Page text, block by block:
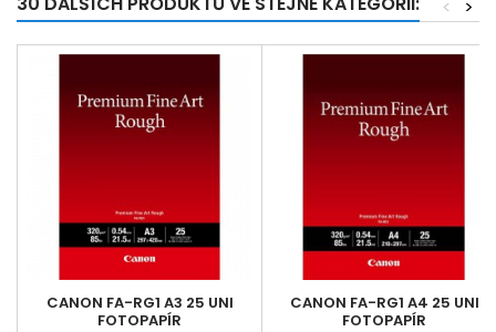
>
<
CANON FA-RG1 A3 25 UNI
FOTOPAPÍR
CANON FA-RG1 A4 25 UNI
FOTOPAPÍR